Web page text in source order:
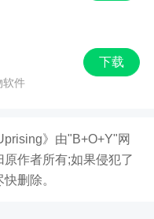
下载
软件
》由"B+O+Y"网
作者所有;如果侵犯了
删除。